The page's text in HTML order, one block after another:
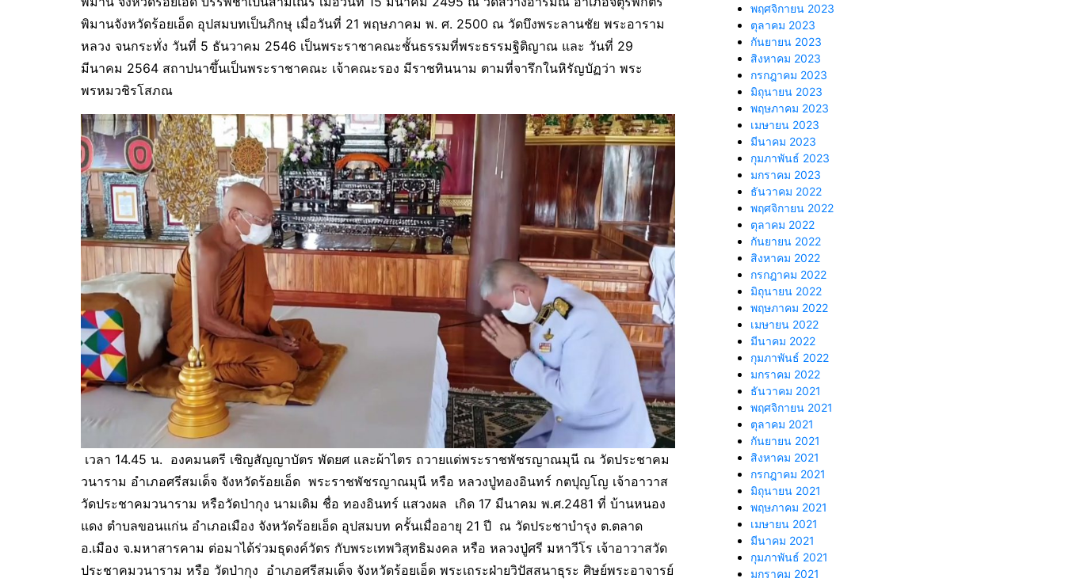
พิมานจังหวัดร้อยเอ็ด อุปสมบทเป็นภิกษุ เมื่อวันที่ 21 พฤษภาคม พ. ศ. 2500 ณ วัดบึงพระลานชัย พระอาราม
หลวง จนกระทั่ง วันที่ 5 ธันวาคม 2546 เป็นพระราชาคณะชั้นธรรมที่พระธรรมฐิติญาณ และ วันที่ 29
มีนาคม 2564 สถาปนาขึ้นเป็นพระราชาคณะ เจ้าคณะรอง มีราชทินนาม ตามที่จารึกในหิรัญบัฏว่า พระ
พรหมวชิรโสภณ
เวลา 14.45 น. องคมนตรี เชิญสัญญาบัตร พัดยศ และผ้าไตร ถวายแด่พระราชพัชรญาณมุนี ณ วัดประชาคม
วนาราม อำเภอศรีสมเด็จ จังหวัดร้อยเอ็ด พระราชพัชรญาณมุนี หรือ หลวงปู่ทองอินทร์ กตปุญโญ เจ้าอาวาส
วัดประชาคมวนาราม หรือวัดป่ากุง นามเดิม ชื่อ ทองอินทร์ แสวงผล เกิด 17 มีนาคม พ.ศ.2481 ที่ บ้านหนอง
แดง ตำบลขอนแก่น อำเภอเมือง จังหวัดร้อยเอ็ด อุปสมบท ครั้นเมื่ออายุ 21 ปี ณ วัดประชาบำรุง ต.ตลาด
อ.เมือง จ.มหาสารคาม ต่อมาได้ร่วมธุดงค์วัตร กับพระเทพวิสุทธิมงคล หรือ หลวงปู่ศรี มหาวีโร เจ้าอาวาสวัด
ประชาคมวนาราม หรือ วัดป่ากุง อำเภอศรีสมเด็จ จังหวัดร้อยเอ็ด พระเถระฝ่ายวิปัสสนาธุระ ศิษย์พระอาจารย์
พฤศจิกายน 2023
ตุลาคม 2023
กันยายน 2023
สิงหาคม 2023
กรกฎาคม 2023
มิถุนายน 2023
พฤษภาคม 2023
เมษายน 2023
มีนาคม 2023
กุมภาพันธ์ 2023
มกราคม 2023
ธันวาคม 2022
พฤศจิกายน 2022
ตุลาคม 2022
กันยายน 2022
สิงหาคม 2022
กรกฎาคม 2022
มิถุนายน 2022
พฤษภาคม 2022
เมษายน 2022
มีนาคม 2022
กุมภาพันธ์ 2022
มกราคม 2022
ธันวาคม 2021
พฤศจิกายน 2021
ตุลาคม 2021
กันยายน 2021
สิงหาคม 2021
กรกฎาคม 2021
มิถุนายน 2021
พฤษภาคม 2021
เมษายน 2021
มีนาคม 2021
กุมภาพันธ์ 2021
มกราคม 2021